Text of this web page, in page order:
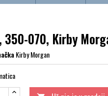
350-070, Kirby
Kirby Morgan